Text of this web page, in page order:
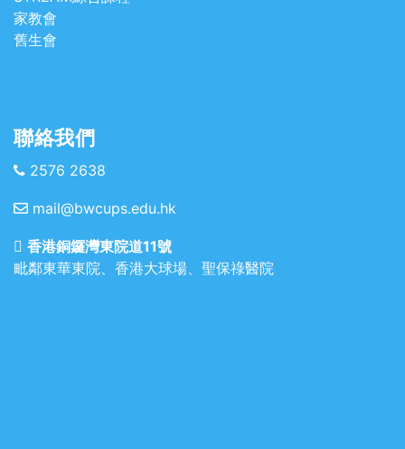
家教會
舊生會
聯絡我們
2576 2638
mail@bwcups.edu.hk
香港銅鑼灣東院道11號
毗鄰東華東院、香港大球場、聖保祿醫院